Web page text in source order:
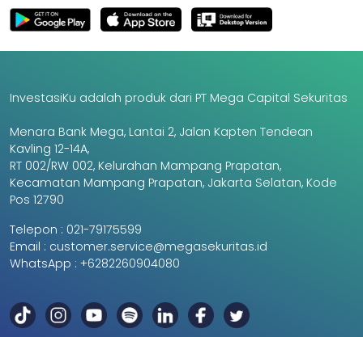
InvestasiKu adalah produk dari PT Mega Capital Sekuritas
Menara Bank Mega, Lantai 2, Jalan Kapten Tendean
Kavling 12-14A,
RT 002/RW 002, Kelurahan Mampang Prapatan,
Kecamatan Mampang Prapatan, Jakarta Selatan, Kode
Pos 12790
Telepon : 021-79175599
Email : customer.service@megasekuritas.id
WhatsApp : +6282260904080